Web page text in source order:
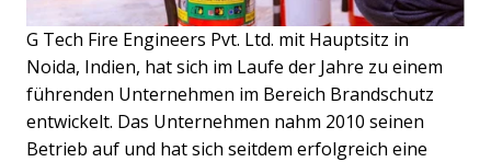
G Tech Fire Engineers Pvt. Ltd. mit Hauptsitz in
Noida, Indien, hat sich im Laufe der Jahre zu einem
führenden Unternehmen im Bereich Brandschutz
entwickelt. Das Unternehmen nahm 2010 seinen
Betrieb auf und hat sich seitdem erfolgreich eine